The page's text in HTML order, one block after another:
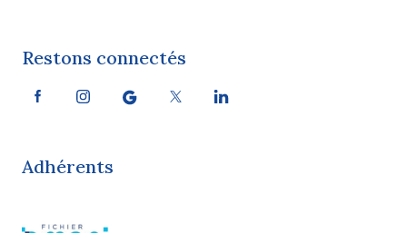
Restons connectés
Adhérents